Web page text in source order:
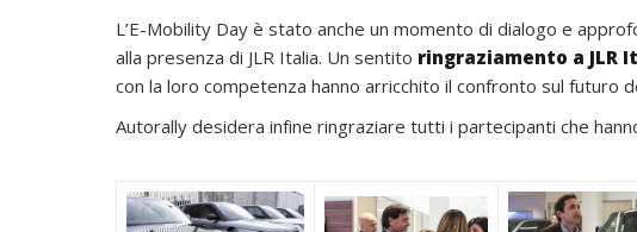
L’E-Mobility Day è stato anche un momento di dialogo e
alla presenza di JLR Italia. Un sentito ringraziamento a JLR
con la loro competenza hanno arricchito il confronto sul futuro
Autorally desidera infine ringraziare tutti i partecipanti che